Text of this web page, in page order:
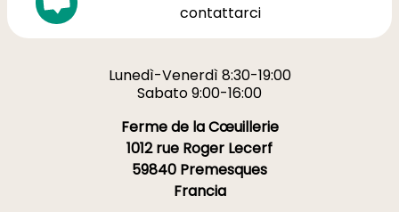
contattarci
Lunedì-Venerdì 8:30-19:00
Sabato 9:00-16:00
Ferme de la Cœuillerie
1012 rue Roger Lecerf
59840 Premesques
Francia